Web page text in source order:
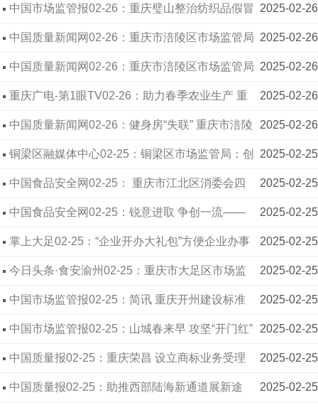
质量安全监管工作扫描
出行安全 2025-02-26
中国市场监管报02-26：重庆璧山整治纺织品假冒
伪劣突出问题 2025-02-26
中国质量新闻网02-26：重庆市涪陵区市场监管局
联合开展低速电动车安全隐患专项排查 2025-02-26
中国质量新闻网02-26：重庆市涪陵区市场监管局
开展学生用品质量监督抽检 2025-02-26
重庆广电-第1眼TV02-26：助力春季农业生产 重
庆启动放心农资下乡进村活动 2025-02-26
中国质量新闻网02-26：健身房“失联” 重庆市涪陵
区消委会支持集体诉讼一审胜诉 2025-02-25
铜梁区融媒体中心02-25：铜梁区市场监管局：创
新开展食品安全“你点我检 服务惠民生”进赛场活动 2025-02-25
中国食品安全网02-25： 重庆市江北区消委会四
度蝉联川渝消费维权案例一等奖，创新“消委+N”模
式获高度赞誉
2025-02-25
中国食品安全网02-25：锐意进取 争创一流——
重庆市大渡口区市场监管局奋力推进市场监管工作
再上新台阶
2025-02-25
掌上大足02-25：“企业开办大礼包”方便企业办事
节约成本200余万元 2025-02-25
今日头条·食安渝州02-25：重庆市大足区市场监
管局“三力齐发”助力经营主体高质量发展 2025-02-25
中国市场监管报02-25：简讯 重庆开州建设标准
化蓝莓基地130亩 2025-02-25
中国市场监管报02-25：山城春来早 攻坚“开门红”
——重庆市市场监管部门实干开新局护航高质量发
展侧记
2025-02-25
中国质量报02-25：重庆荣昌 设立商标业务受理
窗口助推川渝商标品牌经济发展 2025-02-25
中国质量报02-25：助推西部陆海新通道展新途